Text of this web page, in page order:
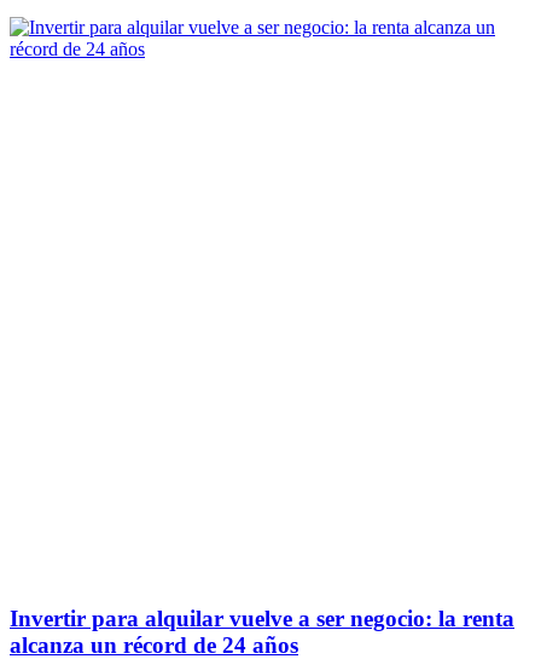
Invertir para alquilar vuelve a ser negocio: la renta
alcanza un récord de 24 años